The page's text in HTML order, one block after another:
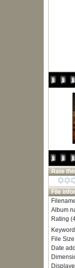
Rate
File
Album
Rating
File
Date